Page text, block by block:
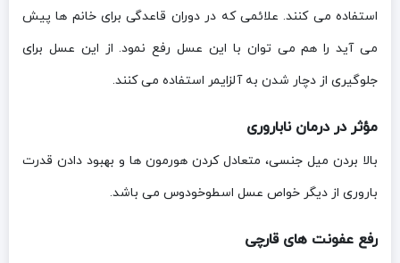
استفاده می کنند. علائمی که در دوران قاعدگی برای خانم ها پیش
می آید را هم می توان با این عسل رفع نمود. از این عسل برای
جلوگیری از دچار شدن به آلزایمر استفاده می کنند.
مؤثر در درمان ناباروری
بالا بردن میل جنسی، متعادل کردن هورمون ها و بهبود دادن قدرت
باروری از دیگر خواص عسل اسطوخودوس می باشد.
رفع عفونت های قارچی